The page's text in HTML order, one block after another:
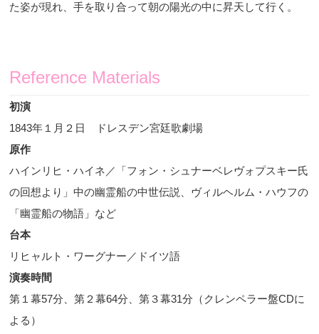
た姿が現れ、手を取り合って朝の陽光の中に昇天して行く。
Reference Materials
初演
1843年１月２日 ドレスデン宮廷歌劇場
原作
ハインリヒ・ハイネ／「フォン・シュナーベレヴォプスキー氏
の回想より」中の幽霊船の中世伝説、ヴィルヘルム・ハウフの
「幽霊船の物語」など
台本
リヒャルト・ワーグナー／ドイツ語
演奏時間
第１幕57分、第２幕64分、第３幕31分（クレンペラー盤CDに
よる）